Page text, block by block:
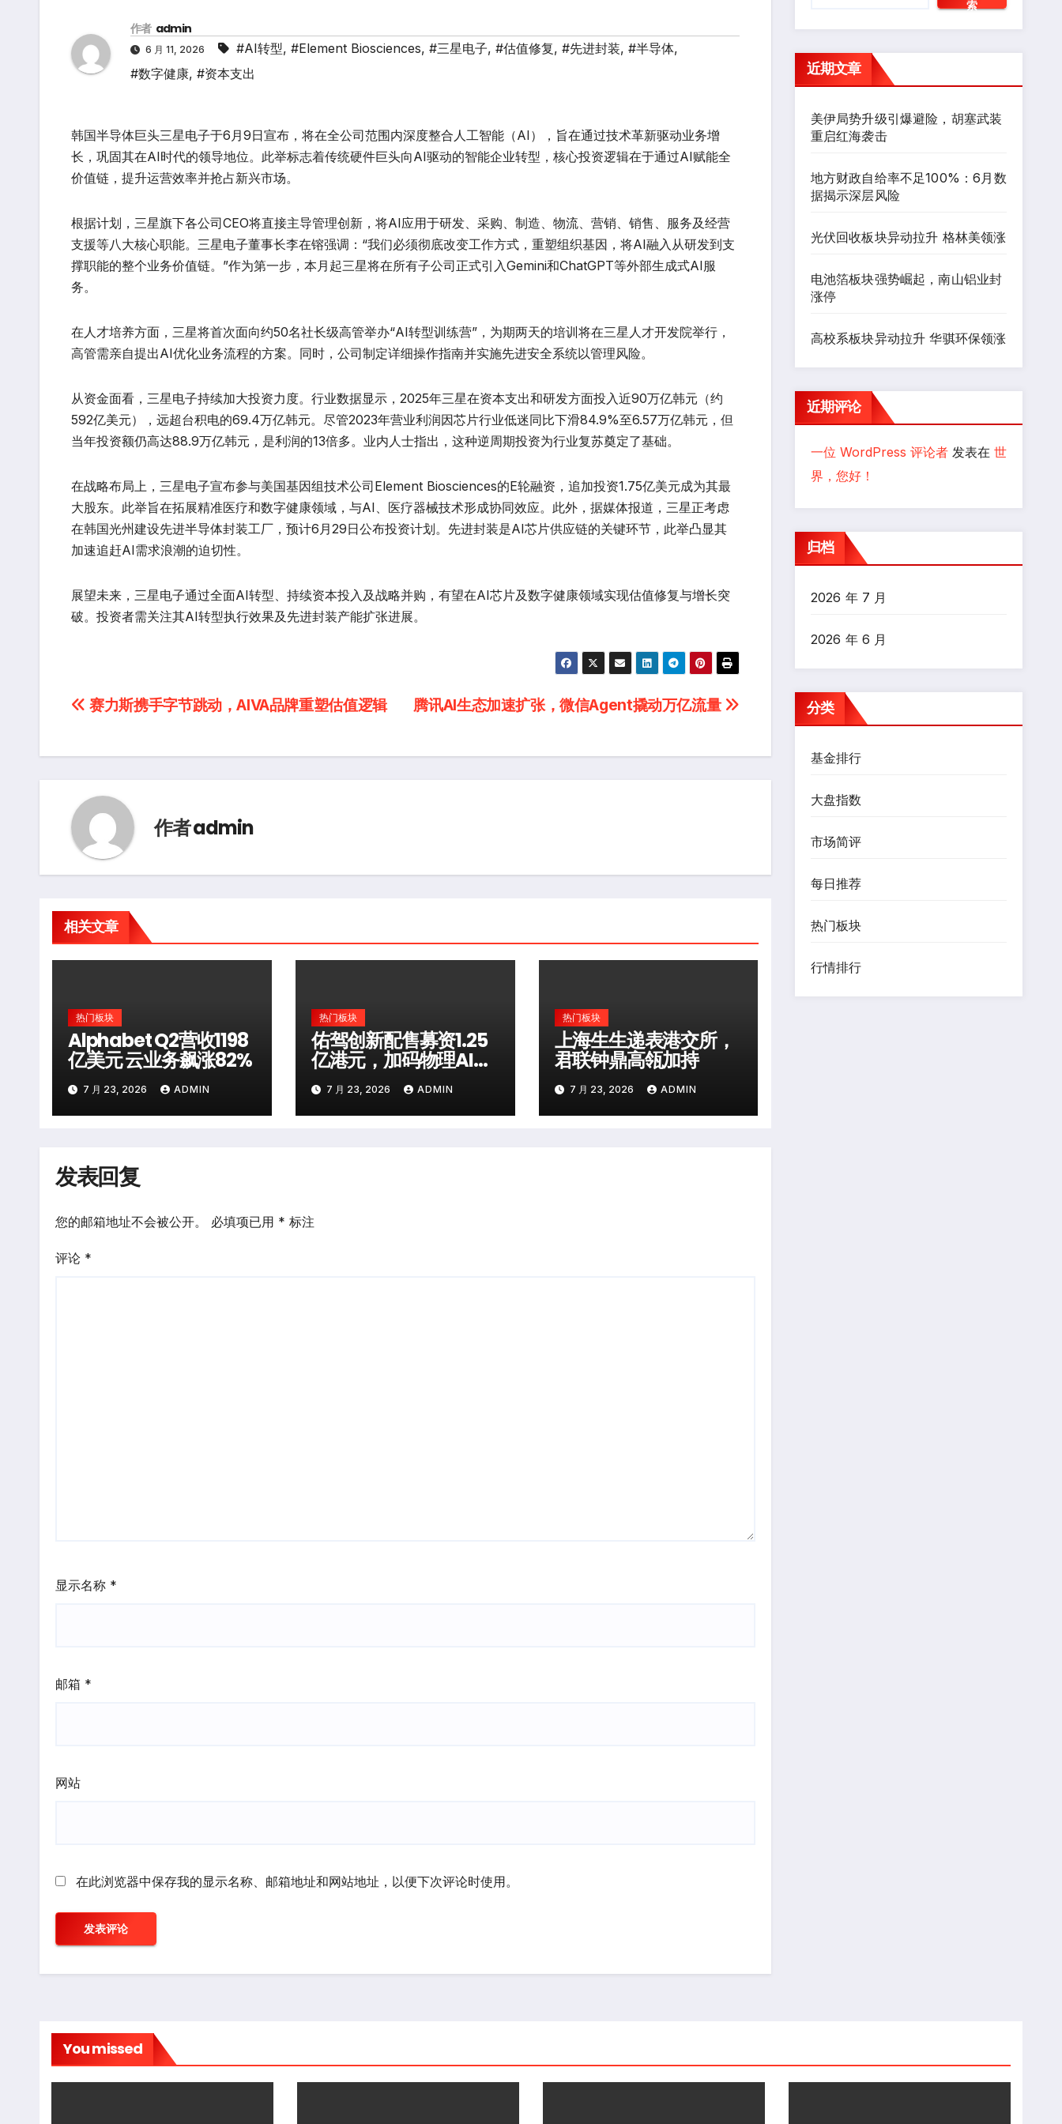
作者 admin
6 月 11, 2026 #AI转型, #Element Biosciences, #三星电子, #估值修复, #先进封装, #半导体,
#数字健康, #资本支出
韩国半导体巨头三星电子于6月9日宣布，将在全公司范围内深度整合人工智能（AI），旨在通过技术革新驱动业务增
长，巩固其在AI时代的领导地位。此举标志着传统硬件巨头向AI驱动的智能企业转型，核心投资逻辑在于通过AI赋能全
价值链，提升运营效率并抢占新兴市场。
根据计划，三星旗下各公司CEO将直接主导管理创新，将AI应用于研发、采购、制造、物流、营销、销售、服务及经营
支援等八大核心职能。三星电子董事长李在镕强调：“我们必须彻底改变工作方式，重塑组织基因，将AI融入从研发到支
撑职能的整个业务价值链。”作为第一步，本月起三星将在所有子公司正式引入Gemini和ChatGPT等外部生成式AI服
务。
在人才培养方面，三星将首次面向约50名社长级高管举办“AI转型训练营”，为期两天的培训将在三星人才开发院举行，
高管需亲自提出AI优化业务流程的方案。同时，公司制定详细操作指南并实施先进安全系统以管理风险。
从资金面看，三星电子持续加大投资力度。行业数据显示，2025年三星在资本支出和研发方面投入近90万亿韩元（约
592亿美元），远超台积电的69.4万亿韩元。尽管2023年营业利润因芯片行业低迷同比下滑84.9%至6.57万亿韩元，但
当年投资额仍高达88.9万亿韩元，是利润的13倍多。业内人士指出，这种逆周期投资为行业复苏奠定了基础。
在战略布局上，三星电子宣布参与美国基因组技术公司Element Biosciences的E轮融资，追加投资1.75亿美元成为其最
大股东。此举旨在拓展精准医疗和数字健康领域，与AI、医疗器械技术形成协同效应。此外，据媒体报道，三星正考虑
在韩国光州建设先进半导体封装工厂，预计6月29日公布投资计划。先进封装是AI芯片供应链的关键环节，此举凸显其
加速追赶AI需求浪潮的迫切性。
展望未来，三星电子通过全面AI转型、持续资本投入及战略并购，有望在AI芯片及数字健康领域实现估值修复与增长突
破。投资者需关注其AI转型执行效果及先进封装产能扩张进展。
文
航
腾讯AI生态加速扩张，微信Agent撬动万亿流量
赛力斯携手字节跳动，AIVA品牌重塑估值逻辑
作者admin
相关文章
热门板块
Alphabet Q2营收1198
亿美元 云业务飙涨82%
7 月 23, 2026 ADMIN
热门板块
佑驾创新配售募资1.25
亿港元，加码物理AI布
局7 月 23, 2026 ADMIN
热门板块
上海生生递表港交所，
君联钟鼎高瓴加持
7 月 23, 2026 ADMIN
发表回复
您的邮箱地址不会被公开。 必填项已用 * 标注
评论 *
显示名称 *
邮箱 *
网站
在此浏览器中保存我的显示名称、邮箱地址和网站地址，以便下次评论时使用。
索
近期文章
美伊局势升级引爆避险，胡塞武装
重启红海袭击
地方财政自给率不足100%：6月数
据揭示深层风险
光伏回收板块异动拉升 格林美领涨
电池箔板块强势崛起，南山铝业封
涨停
高校系板块异动拉升 华骐环保领涨
近期评论
一位 WordPress 评论者发表在 世
界，您好！
归档
2026 年 7 月
2026 年 6 月
分类
基金排行
大盘指数
市场简评
每日推荐
热门板块
行情排行
You missed